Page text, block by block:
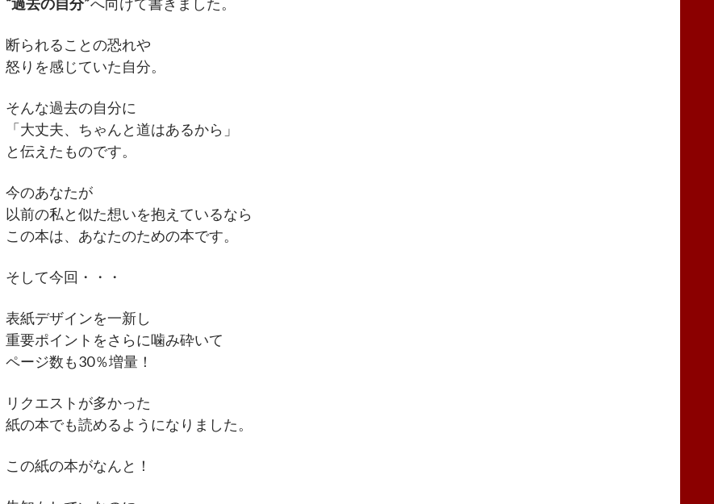
断られることの恐れや
怒りを感じていた自分。
そんな過去の自分に
「大丈夫、ちゃんと道はあるから」
と伝えたものです。
今のあなたが
以前の私と似た想いを抱えているなら
この本は、あなたのための本です。
そして今回・・・
表紙デザインを一新し
重要ポイントをさらに噛み砕いて
ページ数も30％増量！
リクエストが多かった
紙の本でも読めるようになりました。
この紙の本がなんと！